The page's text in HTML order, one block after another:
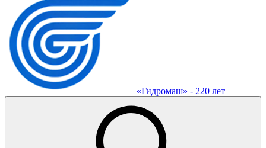
«Гидромаш» - 220 лет